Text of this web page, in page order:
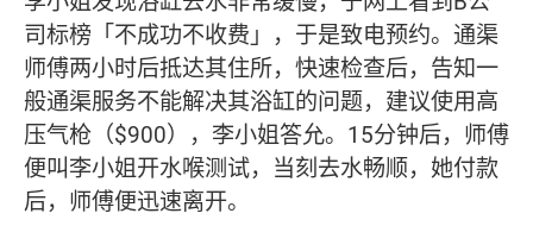
司标榜「不成功不收费」，于是致电预约。通渠
师傅两小时后抵达其住所，快速检查后，告知一
般通渠服务不能解决其浴缸的问题，建议使用高
压气枪（$900），李小姐答允。15分钟后，师傅
便叫李小姐开水喉测试，当刻去水畅顺，她付款
后，师傅便迅速离开。